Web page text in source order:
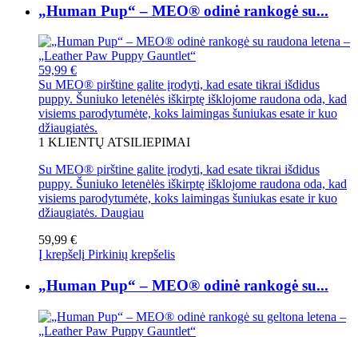
„Human Pup“ – MEO® odinė rankogė su...
59,99 €
Su MEO® pirštine galite įrodyti, kad esate tikrai išdidus
puppy. Šuniuko letenėlės iškirptę išklojome raudona oda, kad
visiems parodytumėte, koks laimingas šuniukas esate ir kuo
džiaugiatės.
1 KLIENTŲ ATSILIEPIMAI
Su MEO® pirštine galite įrodyti, kad esate tikrai išdidus
puppy. Šuniuko letenėlės iškirptę išklojome raudona oda, kad
visiems parodytumėte, koks laimingas šuniukas esate ir kuo
džiaugiatės. Daugiau
59,99 €
Į krepšelį Pirkinių krepšelis
„Human Pup“ – MEO® odinė rankogė su...